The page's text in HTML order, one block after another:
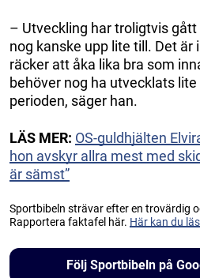
– Utveckling har troligtvis
nog kanske upp lite till. Det
räcker att åka lika bra som
behöver nog ha utvecklats
perioden, säger han.
LÄS MER: OS-guldhjälten
hon avskyr allra mest med
är sämst”
Sportbibeln strävar efter en trovärdig
Rapportera faktafel här. Här kan du
Följ Sportbibeln på